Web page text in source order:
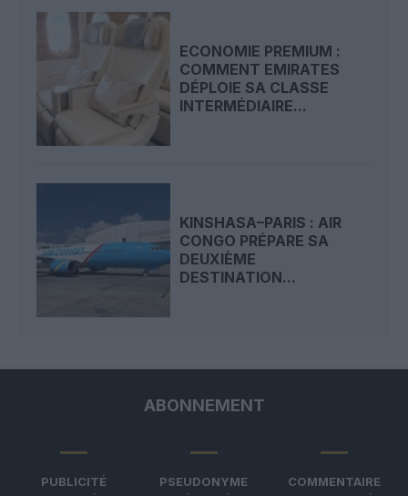
ECONOMIE PREMIUM :
COMMENT EMIRATES
DÉPLOIE SA CLASSE
INTERMÉDIAIRE...
KINSHASA–PARIS : AIR
CONGO PRÉPARE SA
DEUXIÈME
DESTINATION...
ABONNEMENT
PUBLICITÉ
PSEUDONYME
COMMENTAIRE